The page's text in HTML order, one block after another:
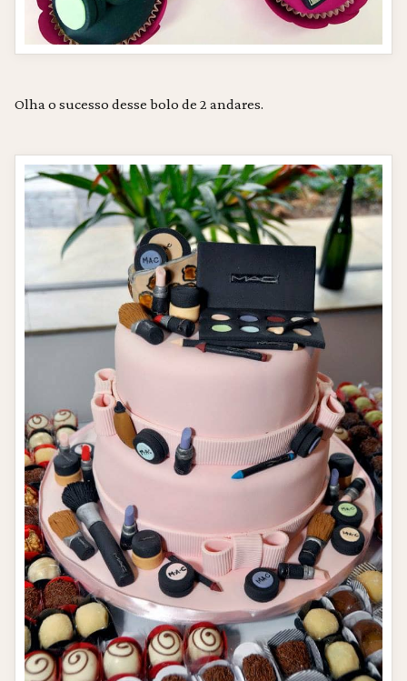
Olha o sucesso desse bolo de 2 andares.